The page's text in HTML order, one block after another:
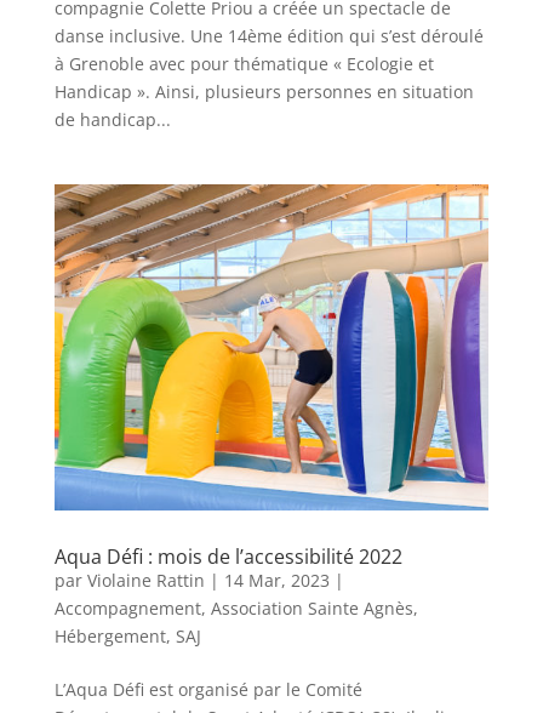
compagnie Colette Priou a créée un spectacle de
danse inclusive. Une 14ème édition qui s’est déroulé
à Grenoble avec pour thématique « Ecologie et
Handicap ». Ainsi, plusieurs personnes en situation
de handicap...
Aqua Défi : mois de l’accessibilité 2022
par Violaine Rattin | 14 Mar, 2023 |
Accompagnement, Association Sainte Agnès,
Hébergement, SAJ
L’Aqua Défi est organisé par le Comité